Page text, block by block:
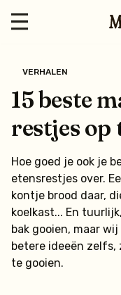
VERHALEN
15 beste
restjes op
Hoe goed je ook je
etensrestjes over.
kontje brood daar,
koelkast... En
bak gooien, maar
betere ideeën
te gooien.